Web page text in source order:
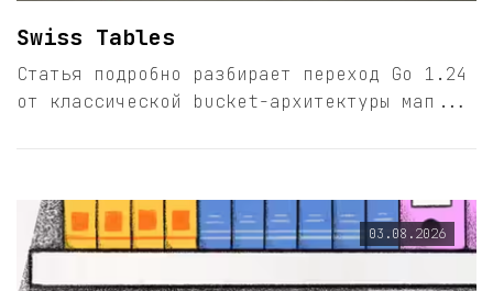
Swiss Tables
Статья подробно разбирает переход Go 1.24
от классической bucket-архитектуры мап...
03.08.2026